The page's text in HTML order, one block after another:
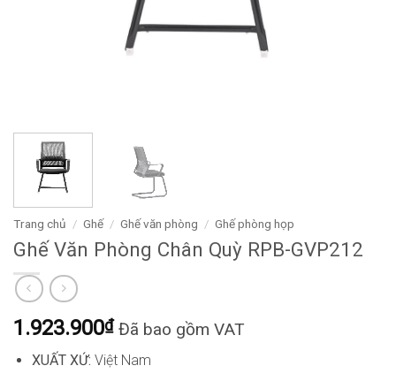
Trang chủ / Ghế / Ghế văn phòng / Ghế phòng họp
Ghế Văn Phòng Chân Quỳ RPB-GVP212
1.923.900₫ Đã bao gồm VAT
XUẤT XỨ: Việt Nam